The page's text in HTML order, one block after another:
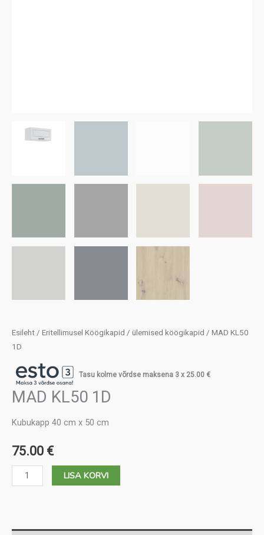
Esileht / Eritellimusel Köögikapid / ülemised köögikapid / MAD KL50
1D
Tasu kolme võrdse maksena 3 x 25.00 €
MAD KL50 1D
Kubukapp 40 cm x 50 cm
75.00 €
MAD
KL50
LISA KORVI